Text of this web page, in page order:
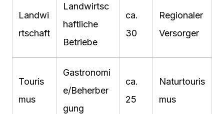
Landwi
rtschaft
Landwirtsc
haftliche
Betriebe
ca.
30
Regionaler
Versorger
Touris
mus
Gastronomi
e/Beherber
gung
ca.
25
Naturtouris
mus